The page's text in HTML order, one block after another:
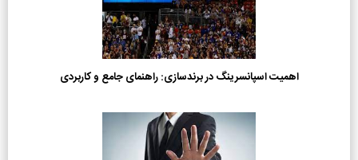
اهمیت اسپانسرینگ در برندسازی: راهنمای جامع و کاربردی